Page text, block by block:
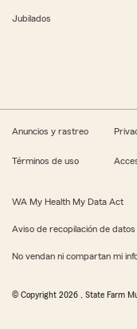
Jubilados
Anuncios y rastreo
Términos de uso
WA My Health My Data Act
Aviso de recopilación de datos
No vendan ni compartan mi
© Copyright 2026 , State Farm